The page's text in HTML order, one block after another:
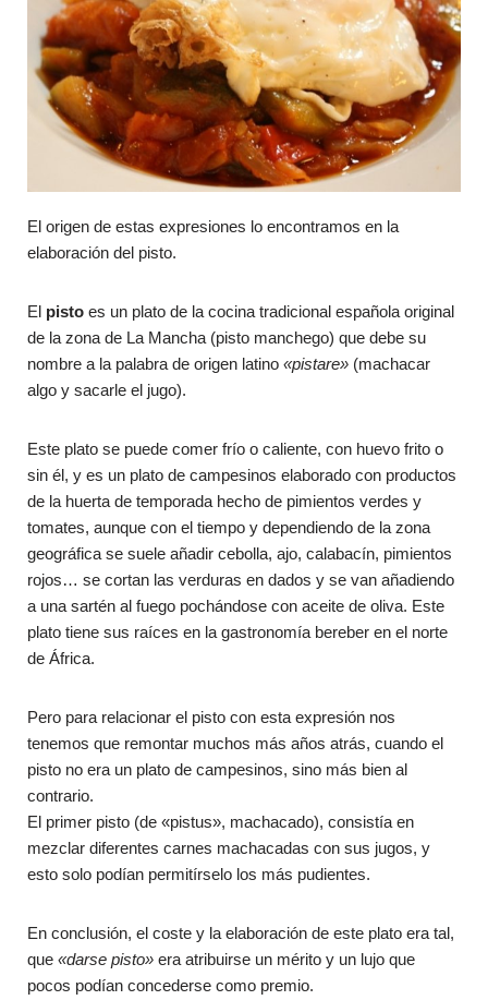
El origen de estas expresiones lo encontramos en la
elaboración del pisto.
El pisto es un plato de la cocina tradicional española original
de la zona de La Mancha (pisto manchego) que debe su
nombre a la palabra de origen latino «pistare» (machacar
algo y sacarle el jugo).
Este plato se puede comer frío o caliente, con huevo frito o
sin él, y es un plato de campesinos elaborado con productos
de la huerta de temporada hecho de pimientos verdes y
tomates, aunque con el tiempo y dependiendo de la zona
geográfica se suele añadir cebolla, ajo, calabacín, pimientos
rojos… se cortan las verduras en dados y se van añadiendo
a una sartén al fuego pochándose con aceite de oliva. Este
plato tiene sus raíces en la gastronomía bereber en el norte
de África.
Pero para relacionar el pisto con esta expresión nos
tenemos que remontar muchos más años atrás, cuando el
pisto no era un plato de campesinos, sino más bien al
contrario.
El primer pisto (de «pistus», machacado), consistía en
mezclar diferentes carnes machacadas con sus jugos, y
esto solo podían permitírselo los más pudientes.
En conclusión, el coste y la elaboración de este plato era tal,
que «darse pisto» era atribuirse un mérito y un lujo que
pocos podían concederse como premio.